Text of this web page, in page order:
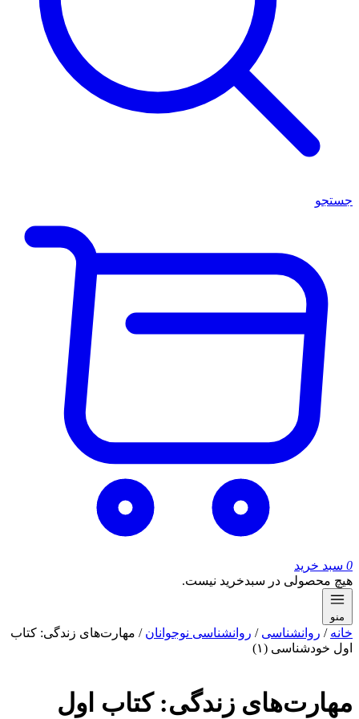
جستجو
0 سبد خرید
هیچ محصولی در سبدخرید نیست.
منو
خانه / روانشناسی / روانشناسی نوجوانان / مهارت‌های زندگی: کتاب
اول خودشناسی (۱)
مهارت‌های زندگی: کتاب اول